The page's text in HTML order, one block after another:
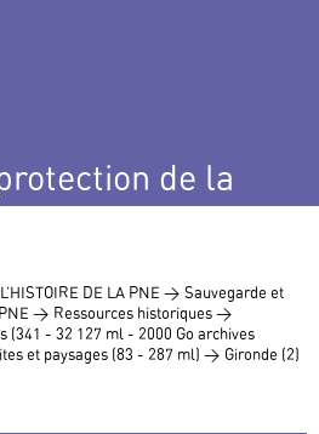
de la
DE LA PNE > Sauvegarde et
> Ressources historiques >
(341 - 32 127 ml - 2000 Go archives
et paysages (83 - 287 ml) > Gironde (2)